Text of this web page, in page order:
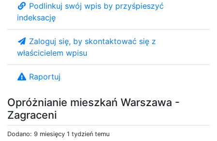
Opróżnianie mieszkań Warszawa -
Zagraceni
Dodano: 9 miesięcy 1 tydzień temu
Podlinkuj swój wpis by przyśpieszyć
indeksację
Zaloguj się, by skontaktować się z
właścicielem wpisu
Raportuj